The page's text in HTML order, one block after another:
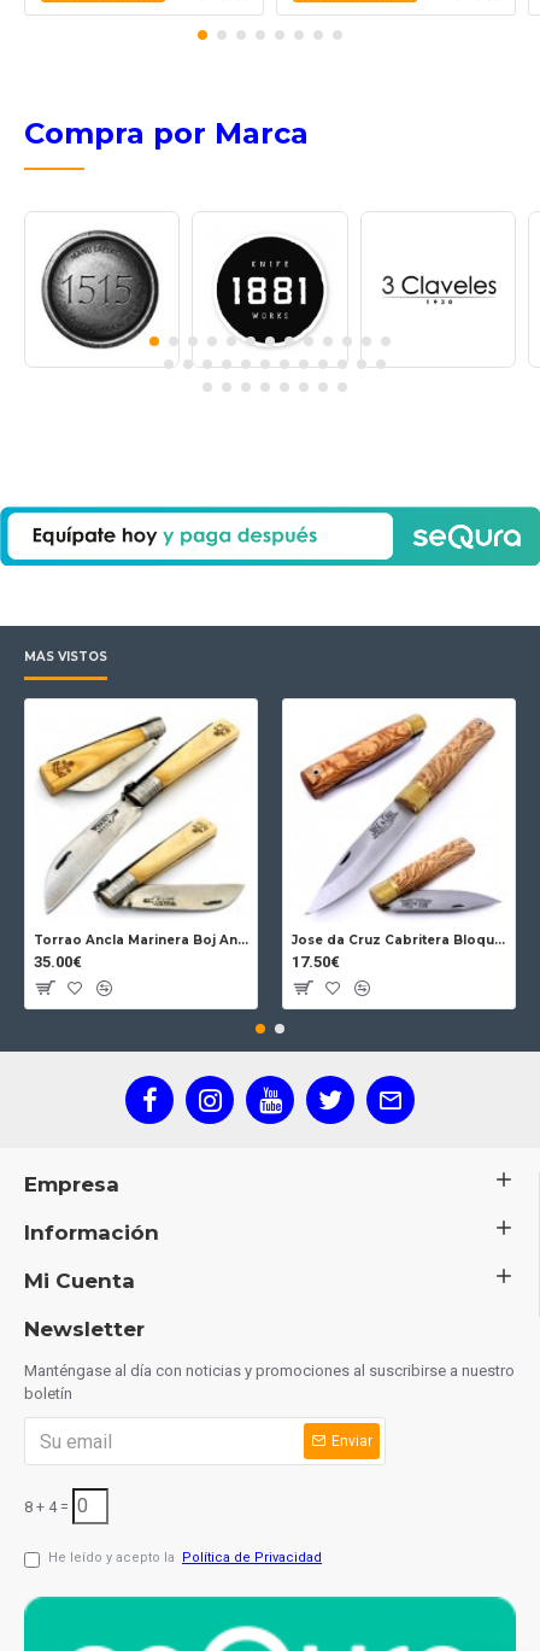
Compra por Marca
MÁS VISTOS
Torrao Ancla Marinera Boj Ancla Bloqueo
35.00€
Jose da Cruz Cabritera Bloqueo Encina Carbono
17.50€
Empresa
Información
Mi Cuenta
Newsletter
Manténgase al día con noticias y promociones al suscribirse a nuestro
boletín
Enviar
8 + 4 =
He leído y acepto la Política de Privacidad